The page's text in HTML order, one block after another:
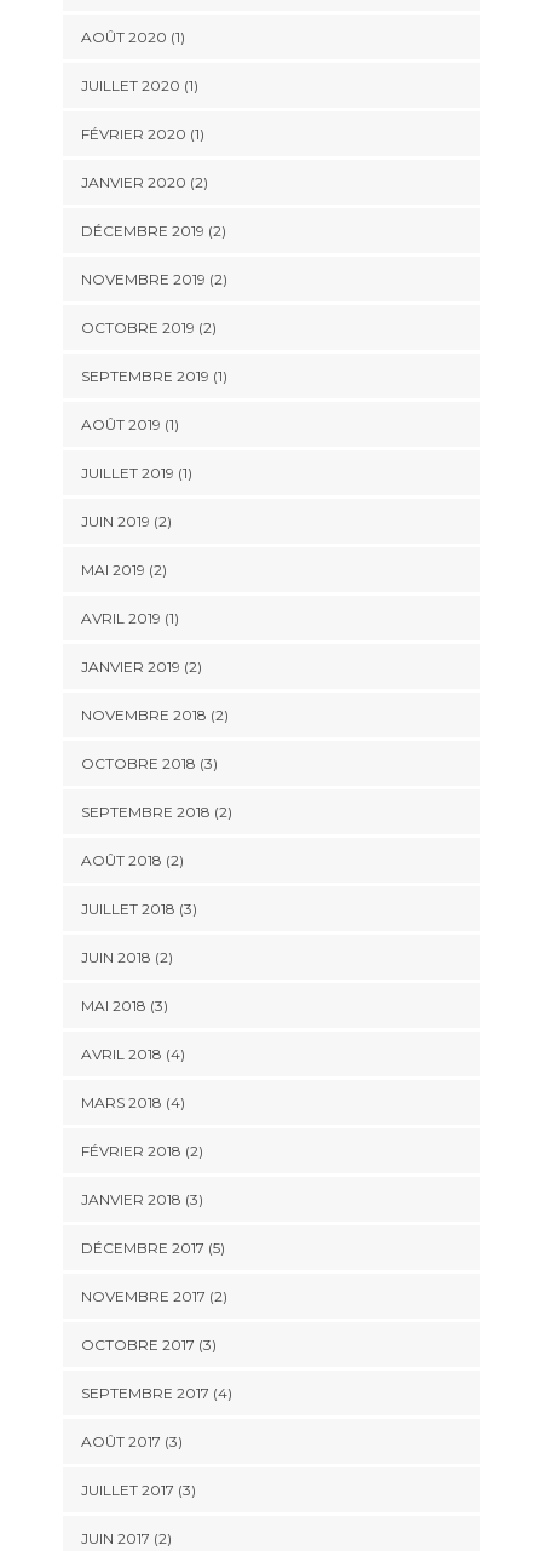
AOÛT 2020 (1)
JUILLET 2020 (1)
FÉVRIER 2020 (1)
JANVIER 2020 (2)
DÉCEMBRE 2019 (2)
NOVEMBRE 2019 (2)
OCTOBRE 2019 (2)
SEPTEMBRE 2019 (1)
AOÛT 2019 (1)
JUILLET 2019 (1)
JUIN 2019 (2)
MAI 2019 (2)
AVRIL 2019 (1)
JANVIER 2019 (2)
NOVEMBRE 2018 (2)
OCTOBRE 2018 (3)
SEPTEMBRE 2018 (2)
AOÛT 2018 (2)
JUILLET 2018 (3)
JUIN 2018 (2)
MAI 2018 (3)
AVRIL 2018 (4)
MARS 2018 (4)
FÉVRIER 2018 (2)
JANVIER 2018 (3)
DÉCEMBRE 2017 (5)
NOVEMBRE 2017 (2)
OCTOBRE 2017 (3)
SEPTEMBRE 2017 (4)
AOÛT 2017 (3)
JUILLET 2017 (3)
JUIN 2017 (2)